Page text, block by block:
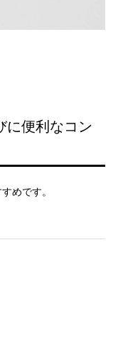
に便利なコン
めです。